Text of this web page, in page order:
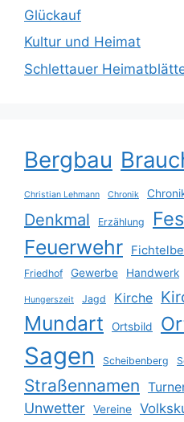
Glückauf
Kultur und Heimat
Schlettauer
Bergbau
Christian Lehmann Chronik
Denkmal Erzählung
Feuerwehr
Friedhof Gewerbe Handwerk
Hungerszeit Jagd Kirche
Mundart Ortsbild
Sagen Scheibenberg
Straßennamen
Unwetter Vereine